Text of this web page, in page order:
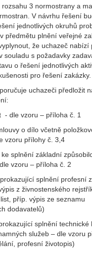
3 normostrany a
V návrhu řešení
jednotlivých okruhů
předmětu plnění veřejné
že uchazeč nabízí
souladu s požadavky
o řešení jednotlivých
pro řešení zakázky.
uchazeči předložit
dle vzoru – příloha č. 1
o dílo včetně
vzoru přílohy č. 3,4
splnění základní
vzoru – příloha č. 2
splnění profesní
z živnostenského
příp. výpis ze seznamu
dodavatelů)
splnění technické
služeb – dle vzoru
profesní životopis)